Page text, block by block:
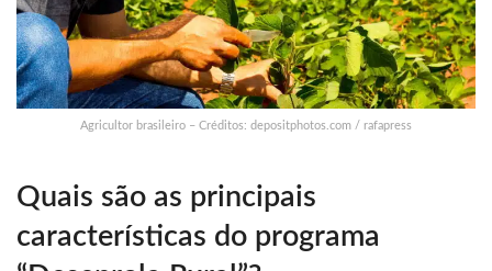
Agricultor brasileiro – Créditos: depositphotos.com / rafapress
Quais são as principais
características do programa